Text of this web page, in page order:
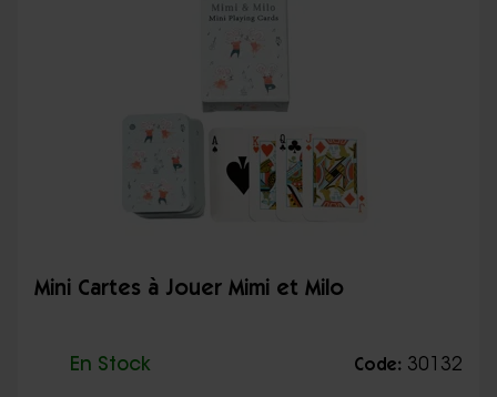
Mini Cartes à Jouer Mimi et Milo
En Stock Code: 30132